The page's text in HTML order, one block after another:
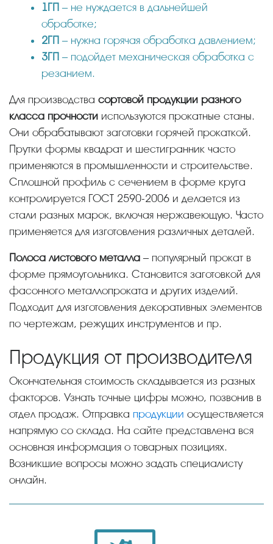
1ГП – не нуждается в дальнейшей
обработке;
2ГП – нужна горячая обработка давлением;
3ГП – подойдет механическая обработка с
резанием.
Для производства сортовой продукции разного
класса прочности используются прокатные станы.
Они обрабатывают заготовки горячей прокаткой.
Прутки формы квадрат и шестигранник часто
применяются в промышленности и строительстве.
Сплошной профиль с сечением в форме круга
контролируется ГОСТ 2590-2006 и делается из
стали разных марок, включая нержавеющую. Часто
применяется для изготовления различных деталей.
Полоса листового металла – популярный прокат в
форме прямоугольника. Становится заготовкой для
фасонного металлопроката и других изделий.
Подходит для изготовления декоративных элементов
по чертежам, режущих инструментов и пр.
Продукция от производителя
Окончательная стоимость складывается из разных
факторов. Узнать точные цифры можно, позвонив в
отдел продаж. Отправка продукции осуществляется
напрямую со склада. На сайте представлена вся
основная информация о товарных позициях.
Возникшие вопросы можно задать специалисту
онлайн.